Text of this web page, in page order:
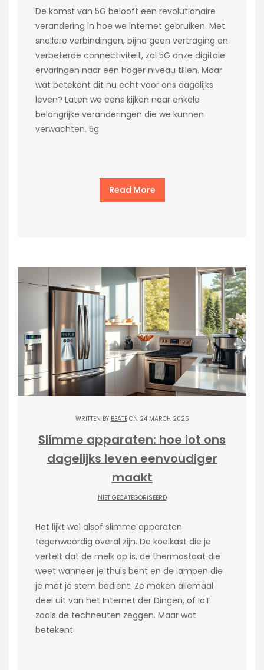
De komst van 5G belooft een revolutionaire
verandering in hoe we internet gebruiken. Met
snellere verbindingen, bijna geen vertraging en
verbeterde connectiviteit, zal 5G onze digitale
ervaringen naar een hoger niveau tillen. Maar
wat betekent dit nu echt voor ons dagelijks
leven? Laten we eens kijken naar enkele
belangrijke veranderingen die we kunnen
verwachten. 5g
Read More
WRITTEN BY BEATEON 24 MARCH 2025
Slimme apparaten: hoe iot ons
dagelijks leven eenvoudiger
maakt
NIET GECATEGORISEERD
Het lijkt wel alsof slimme apparaten
tegenwoordig overal zijn. De koelkast die je
vertelt dat de melk op is, de thermostaat die
weet wanneer je thuis bent en de lampen die
je met je stem bedient. Ze maken allemaal
deel uit van het Internet der Dingen, of IoT
zoals de techneuten zeggen. Maar wat
betekent